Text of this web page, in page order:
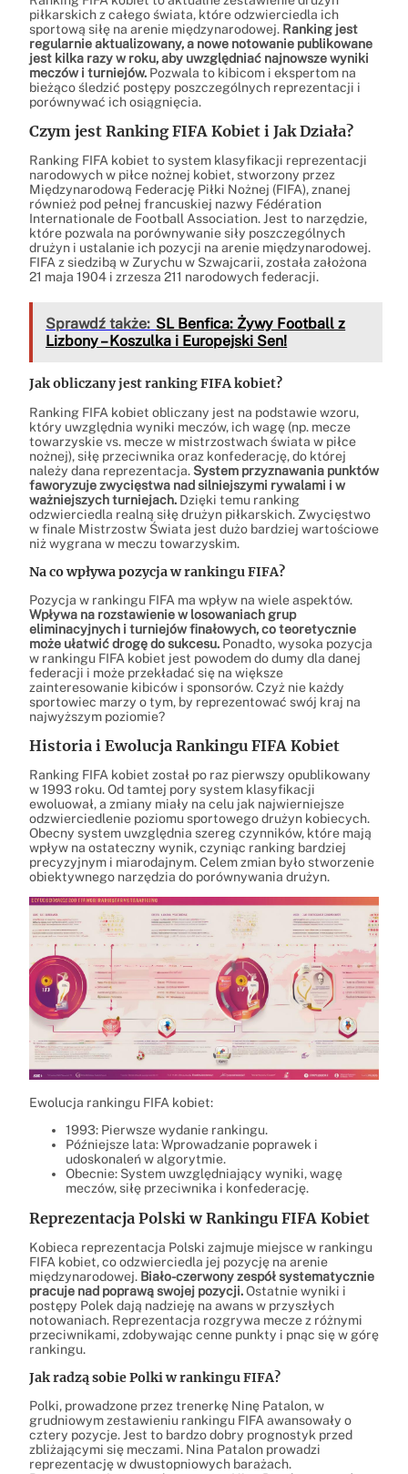
piłkarskich z całego świata, które odzwierciedla ich
sportową siłę na arenie międzynarodowej. Ranking jest
regularnie aktualizowany, a nowe notowanie publikowane
jest kilka razy w roku, aby uwzględniać najnowsze wyniki
meczów i turniejów. Pozwala to kibicom i ekspertom na
bieżąco śledzić postępy poszczególnych reprezentacji i
porównywać ich osiągnięcia.
Czym jest Ranking FIFA Kobiet i Jak Działa?
Ranking FIFA kobiet to system klasyfikacji reprezentacji
narodowych w piłce nożnej kobiet, stworzony przez
Międzynarodową Federację Piłki Nożnej (FIFA), znanej
również pod pełnej francuskiej nazwy Fédération
Internationale de Football Association. Jest to narzędzie,
które pozwala na porównywanie siły poszczególnych
drużyn i ustalanie ich pozycji na arenie międzynarodowej.
FIFA z siedzibą w Zurychu w Szwajcarii, została założona
21 maja 1904 i zrzesza 211 narodowych federacji.
Sprawdź także: SL Benfica: Żywy Football z
Lizbony – Koszulka i Europejski Sen!
Jak obliczany jest ranking FIFA kobiet?
Ranking FIFA kobiet obliczany jest na podstawie wzoru,
który uwzględnia wyniki meczów, ich wagę (np. mecze
towarzyskie vs. mecze w mistrzostwach świata w piłce
nożnej), siłę przeciwnika oraz konfederację, do której
należy dana reprezentacja. System przyznawania punktów
faworyzuje zwycięstwa nad silniejszymi rywalami i w
ważniejszych turniejach. Dzięki temu ranking
odzwierciedla realną siłę drużyn piłkarskich. Zwycięstwo
w finale Mistrzostw Świata jest dużo bardziej wartościowe
niż wygrana w meczu towarzyskim.
Na co wpływa pozycja w rankingu FIFA?
Pozycja w rankingu FIFA ma wpływ na wiele aspektów.
Wpływa na rozstawienie w losowaniach grup
eliminacyjnych i turniejów finałowych, co teoretycznie
może ułatwić drogę do sukcesu. Ponadto, wysoka pozycja
w rankingu FIFA kobiet jest powodem do dumy dla danej
federacji i może przekładać się na większe
zainteresowanie kibiców i sponsorów. Czyż nie każdy
sportowiec marzy o tym, by reprezentować swój kraj na
najwyższym poziomie?
Historia i Ewolucja Rankingu FIFA Kobiet
Ranking FIFA kobiet został po raz pierwszy opublikowany
w 1993 roku. Od tamtej pory system klasyfikacji
ewoluował, a zmiany miały na celu jak najwierniejsze
odzwierciedlenie poziomu sportowego drużyn kobiecych.
Obecny system uwzględnia szereg czynników, które mają
wpływ na ostateczny wynik, czyniąc ranking bardziej
precyzyjnym i miarodajnym. Celem zmian było stworzenie
obiektywnego narzędzia do porównywania drużyn.
Ewolucja rankingu FIFA kobiet:
1993: Pierwsze wydanie rankingu.
Późniejsze lata: Wprowadzanie poprawek i
udoskonaleń w algorytmie.
Obecnie: System uwzględniający wyniki, wagę
meczów, siłę przeciwnika i konfederację.
Reprezentacja Polski w Rankingu FIFA Kobiet
Kobieca reprezentacja Polski zajmuje miejsce w rankingu
FIFA kobiet, co odzwierciedla jej pozycję na arenie
międzynarodowej. Biało-czerwony zespół systematycznie
pracuje nad poprawą swojej pozycji.Ostatnie wyniki i
postępy Polek dają nadzieję na awans w przyszłych
notowaniach. Reprezentacja rozgrywa mecze z różnymi
przeciwnikami, zdobywając cenne punkty i pnąc się w górę
rankingu.
Jak radzą sobie Polki w rankingu FIFA?
Polki, prowadzone przez trenerkę Ninę Patalon, w
grudniowym zestawieniu rankingu FIFA awansowały o
cztery pozycje. Jest to bardzo dobry prognostyk przed
zbliżającymi się meczami. Nina Patalon prowadzi
reprezentację w dwustopniowych barażach.